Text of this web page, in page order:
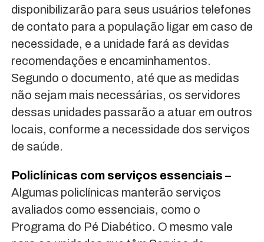
disponibilizarão para seus usuários telefones
de contato para a população ligar em caso de
necessidade, e a unidade fará as devidas
recomendações e encaminhamentos.
Segundo o documento, até que as medidas
não sejam mais necessárias, os servidores
dessas unidades passarão a atuar em outros
locais, conforme a necessidade dos serviços
de saúde.
Policlínicas com serviços essenciais –
Algumas policlínicas manterão serviços
avaliados como essenciais, como o
Programa do Pé Diabético. O mesmo vale